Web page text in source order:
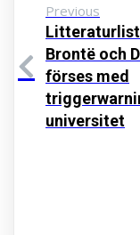
Previous
Brontë och
förses med
universitet